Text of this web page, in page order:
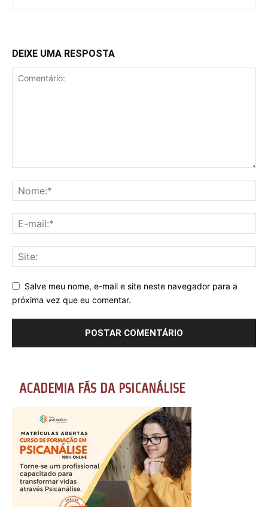
DEIXE UMA RESPOSTA
Salve meu nome, e-mail e site neste navegador para a
próxima vez que eu comentar.
ACADEMIA FÃS DA PSICANÁLISE